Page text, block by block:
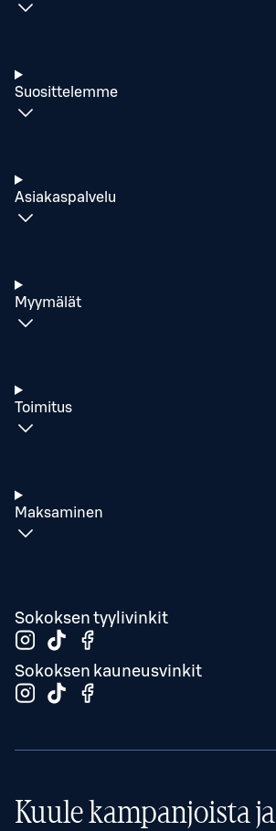
Suosittelemme
Asiakaspalvelu
Myymälät
Toimitus
Maksaminen
Sokoksen tyylivinkit
Sokoksen kauneusvinkit
Kuule kampanjoista ja